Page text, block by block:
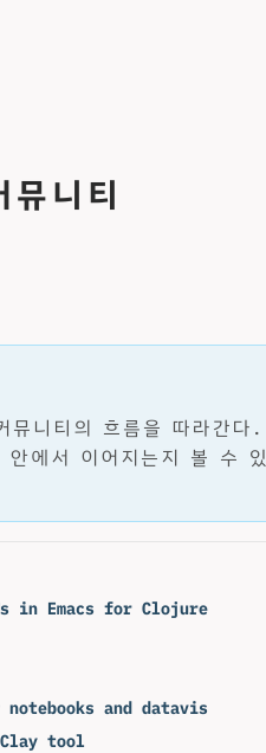
니티
뮤니티의 흐름을 따라간다.
에서 이어지는지 볼 수 있
in Emacs for Clojure
and datavis
tool